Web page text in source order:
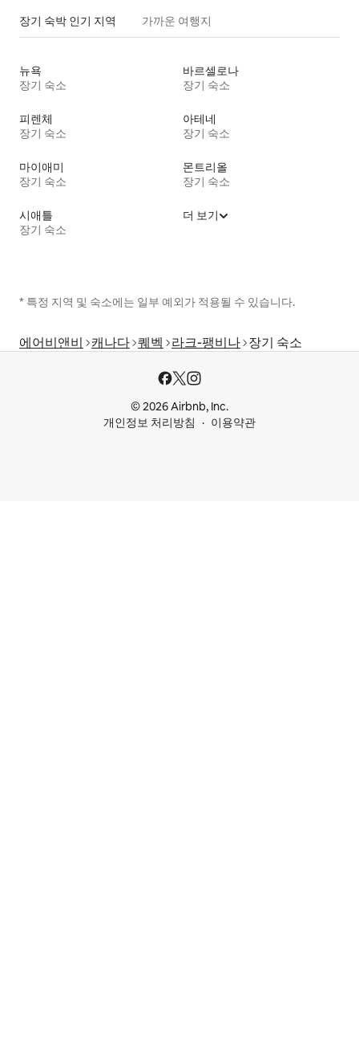
장기 숙박 인기 지역 가까운 여행지
뉴욕
장기 숙소
바르셀로나
장기 숙소
피렌체
장기 숙소
아테네
장기 숙소
마이애미
장기 숙소
몬트리올
장기 숙소
시애틀
장기 숙소
더 보기
* 특정 지역 및 숙소에는 일부 예외가 적용될 수 있습니다.
에어비앤비 캐나다 퀘벡 라크-팽비나 장기 숙소
© 2026 Airbnb, Inc.
개인정보 처리방침
이용약관